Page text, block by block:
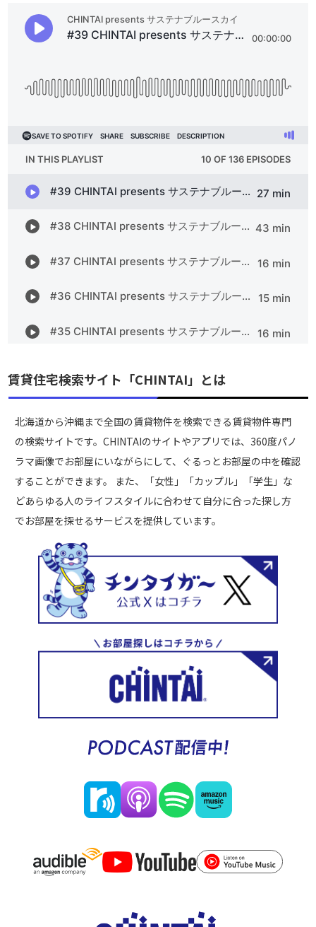
賃貸住宅検索サイト「CHINTAI」とは
北海道から沖縄まで全国の賃貸物件を検索できる賃貸物件専門
の検索サイトです。CHINTAIのサイトやアプリでは、360度パノ
ラマ画像でお部屋にいながらにして、ぐるっとお部屋の中を確認
することができます。 また、「女性」「カップル」「学生」な
どあらゆる人のライフスタイルに合わせて自分に合った探し方
でお部屋を探せるサービスを提供しています。